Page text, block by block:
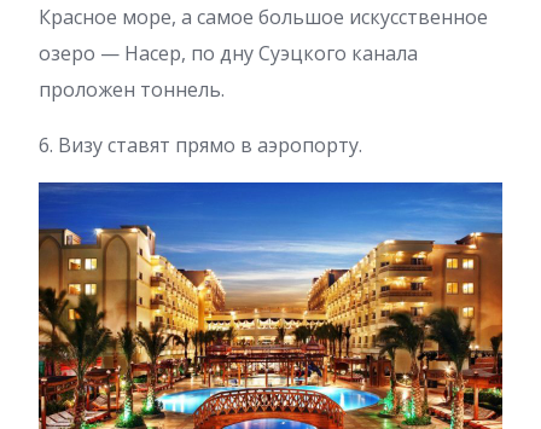
Красное море, а самое большое искусственное
озеро — Насер, по дну Суэцкого канала
проложен тоннель.
6. Визу ставят прямо в аэропорту.